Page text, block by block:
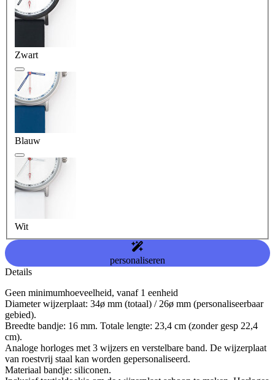
Zwart
Blauw
Wit
personaliseren
Details
Geen minimumhoeveelheid, vanaf 1 eenheid
Diameter wijzerplaat: 34ø mm (totaal) / 26ø mm (personaliseerbaar
gebied).
Breedte bandje: 16 mm. Totale lengte: 23,4 cm (zonder gesp 22,4
cm).
Analoge horloges met 3 wijzers en verstelbare band. De wijzerplaat
van roestvrij staal kan worden gepersonaliseerd.
Materiaal bandje: siliconen.